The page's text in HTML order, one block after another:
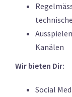
Kanälen
Wir bieten Dir:
Social